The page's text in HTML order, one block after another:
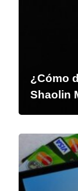
¿Cómo
Shaolin